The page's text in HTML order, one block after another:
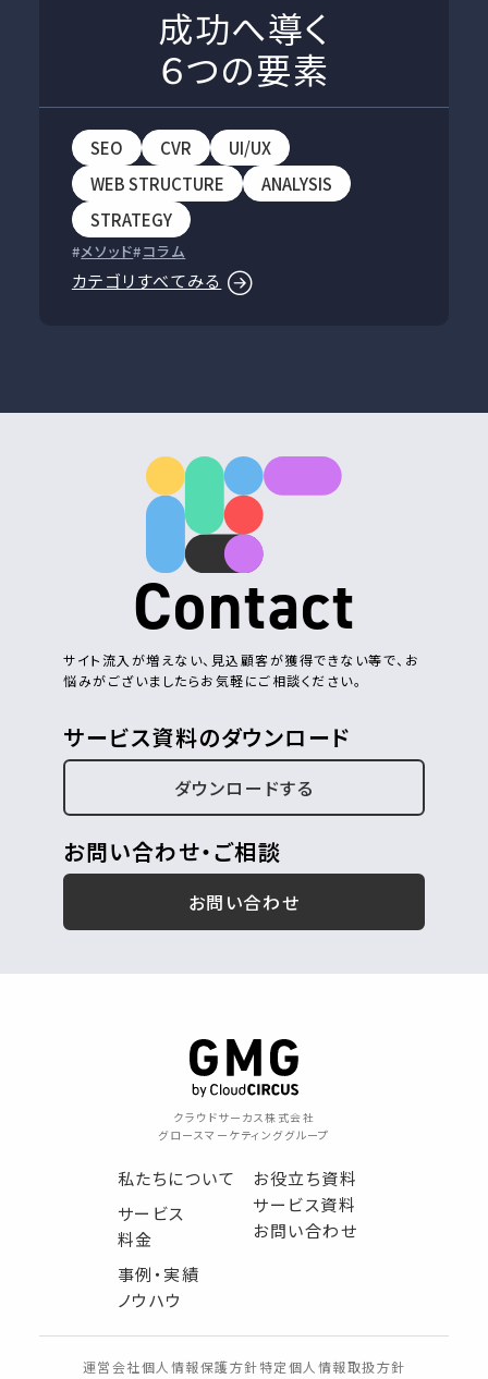
成功へ導く
６つの要素
SEO CVR
UI/UX
WEB STRUCTURE
ANALYSIS
STRATEGY
メソッド コラム
カテゴリすべてみる
Contact
サイト流入が増えない、見込顧客が獲得できない等で、お
悩みがございましたらお気軽にご相談ください。
サービス資料のダウンロード
ダウンロードする
お問い合わせ・ご相談
お問い合わせ
クラウドサーカス株式会社
グロースマーケティンググループ
私たちについて
サービス
料金
事例・実績
ノウハウ
お役立ち資料
サービス資料
お問い合わせ
運営会社個人情報保護方針特定個人情報取扱方針